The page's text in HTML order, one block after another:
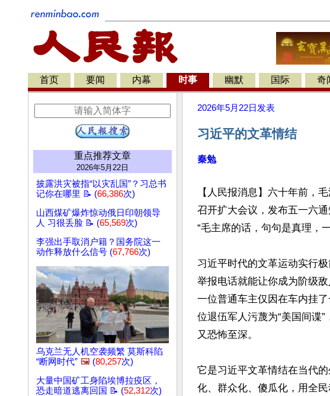
首页 要闻 内幕 时事 幽默 国际 奇
重点推荐文章
2026年5月22日
披露洪灾被指“以灾乱国”？习总书
记你在哪里 📝 (66,386次)
山西煤矿爆炸惊动俄日印朝领导
人 习很丢脸 📝 (65,569次)
李强出手取消户籍？国务院这一
动作释放什么信号 (67,766次)
乌克兰无人机空袭频繁 莫斯科陷
“断网时代” 🖼️ (80,257次)
大量中国矿工身陷埃博拉疫区，
恐走暗道逃离回国 📝 (52,312次)
2026年5月22日 发表
习近平的文革情结
秦勉
【人民报消息】六十年前，
召开扩大会议，发布五一六
“毛主席的话，句句是真理，
习近平时代的文革运动实行
举报电话就能让你成为阶级
一位普通车主仅因在车内挂
位退伍军人污蔑为“美国间谍
又恐怖至深。
它是习近平文革情结在当代
化、群众化、傻瓜化，用全民